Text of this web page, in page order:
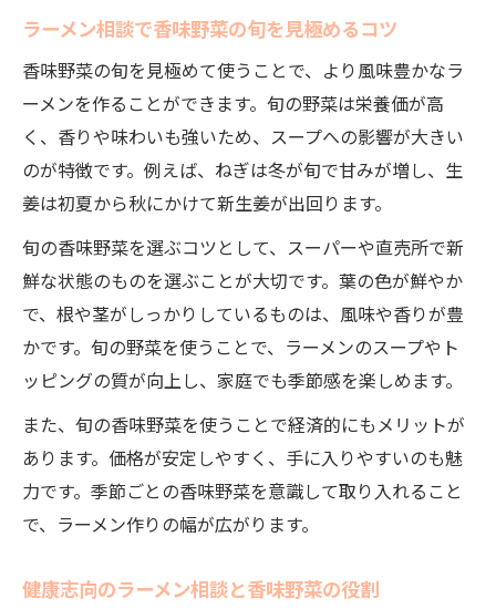
ラーメン相談で香味野菜の旬を見極めるコツ
香味野菜の旬を見極めて使うことで、より風味豊かなラ
ーメンを作ることができます。旬の野菜は栄養価が高
く、香りや味わいも強いため、スープへの影響が大きい
のが特徴です。例えば、ねぎは冬が旬で甘みが増し、生
姜は初夏から秋にかけて新生姜が出回ります。
旬の香味野菜を選ぶコツとして、スーパーや直売所で新
鮮な状態のものを選ぶことが大切です。葉の色が鮮やか
で、根や茎がしっかりしているものは、風味や香りが豊
かです。旬の野菜を使うことで、ラーメンのスープやト
ッピングの質が向上し、家庭でも季節感を楽しめます。
また、旬の香味野菜を使うことで経済的にもメリットが
あります。価格が安定しやすく、手に入りやすいのも魅
力です。季節ごとの香味野菜を意識して取り入れること
で、ラーメン作りの幅が広がります。
健康志向のラーメン相談と香味野菜の役割